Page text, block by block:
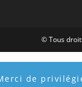
de
© Tous